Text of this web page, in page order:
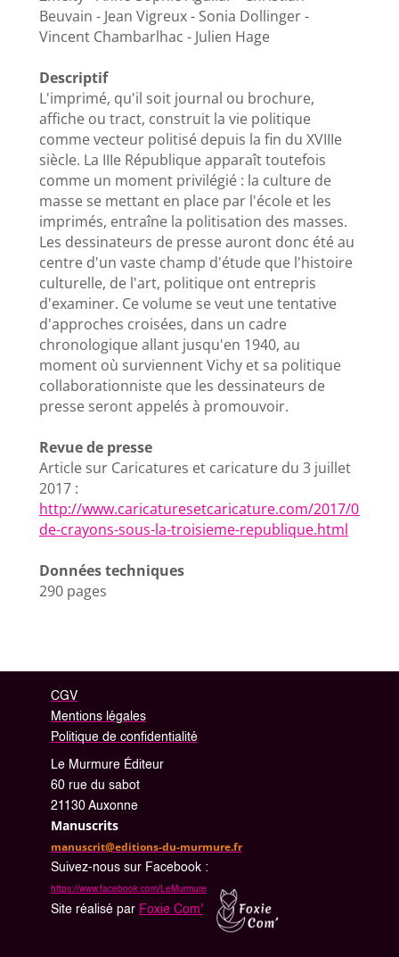
Le Murmure Éditeur
60 rue du sabot
21130 Auxonne
Manuscrits
manuscrit@editions-du-murmure.fr
Suivez-nous sur Facebook :
https://www.facebook.com/LeMurmure
Site réalisé par Foxie Com'
CGV
Mentions légales
Politique de confidentialité
Beuvain - Jean Vigreux - Sonia Dollinger -
Vincent Chambarlhac - Julien Hage
Descriptif
L'imprimé, qu'il soit journal ou brochure,
affiche ou tract, construit la vie politique
comme vecteur politisé depuis la fin du XVIIIe
siècle. La IIIe République apparaît toutefois
comme un moment privilégié : la culture de
masse se mettant en place par l'école et les
imprimés, entraîne la politisation des masses.
Les dessinateurs de presse auront donc été au
centre d'un vaste champ d'étude que l'histoire
culturelle, de l'art, politique ont entrepris
d'examiner. Ce volume se veut une tentative
d'approches croisées, dans un cadre
chronologique allant jusqu'en 1940, au
moment où surviennent Vichy et sa politique
collaborationniste que les dessinateurs de
presse seront appelés à promouvoir.
Revue de presse
Article sur Caricatures et caricature du 3 juillet
2017 :
http://www.caricaturesetcaricature.com/2017/07/
de-crayons-sous-la-troisieme-republique.html
Données techniques
290 pages